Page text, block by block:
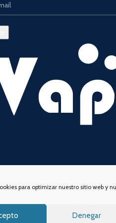
para optimizar nuestro sitio web y
Denegar